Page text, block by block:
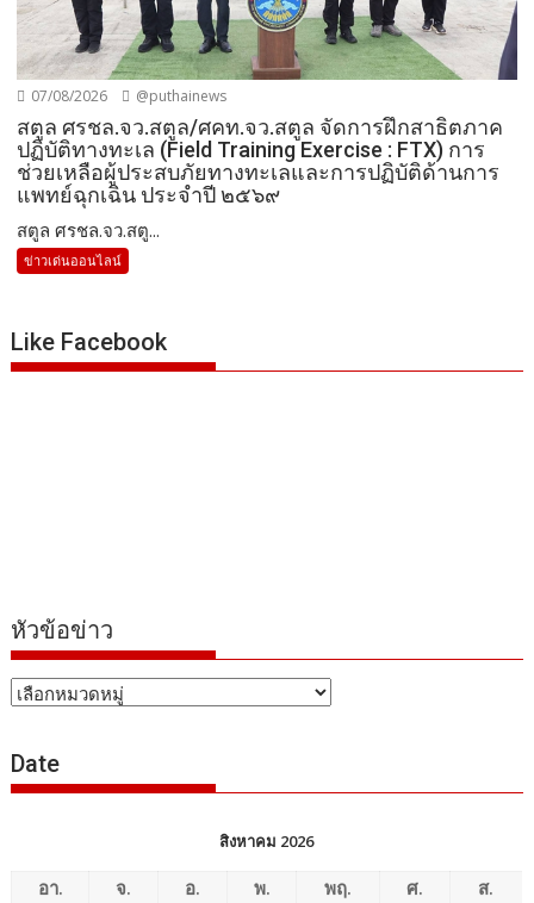
07/08/2026 @puthainews
สตูล ศรชล.จว.สตูล/ศคท.จว.สตูล จัดการฝึกสาธิตภาค
ปฏิบัติทางทะเล (Field Training Exercise : FTX) การ
ช่วยเหลือผู้ประสบภัยทางทะเลและการปฏิบัติด้านการ
แพทย์ฉุกเฉิน ประจำปี ๒๕๖๙
สตูล ศรชล.จว.สตู...
ข่าวเด่นออนไลน์
Like Facebook
หัวข้อข่าว
หัวข้อ
Date
สิงหาคม 2026
อา. จ. อ. พ. พฤ. ศ.
ส.